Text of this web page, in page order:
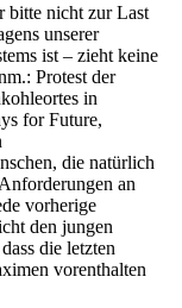
bitte nicht zur Last
unserer
ist – zieht keine
Protest der
in
for Future,
die natürlich
an
vorherige
den jungen
die letzten
vorenthalten